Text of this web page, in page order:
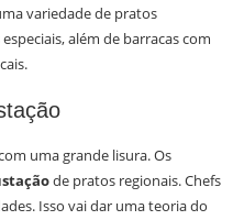
variedade de pratos
além de barracas com
uma grande lisura. Os
de pratos regionais. Chefs
Isso vai dar uma teoria do